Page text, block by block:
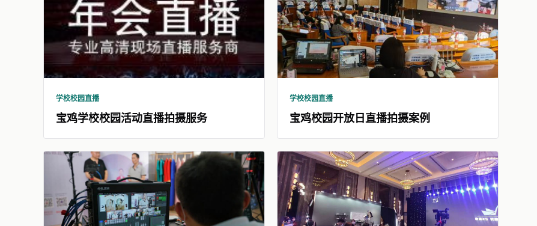
学校校园直播
宝鸡学校校园活动直播拍摄服务
学校校园直播
宝鸡校园开放日直播拍摄案例